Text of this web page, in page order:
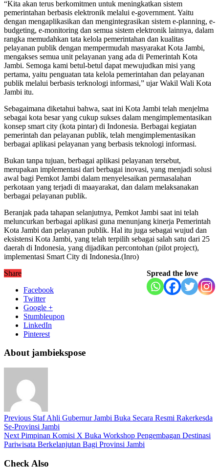
“Kita akan terus berkomitmen untuk meningkatkan sistem
pemerintahan berbasis elektronik melalui e-government. Yaitu
dengan mengaplikasikan dan mengintegrasikan sistem e-planning, e-
budgeting, e-monitoring dan semua sistem elektronik lainnya, dalam
rangka memudahkan tata kelola pemerintahan dan kualitas
pelayanan publik dengan mempermudah masyarakat Kota Jambi,
mengakses semua unit pelayanan yang ada di Pemerintah Kota
Jambi. Semoga kami betul-betul dapat mewujudkan misi yang
pertama, yaitu penguatan tata kelola pemerintahan dan pelayanan
publik melalui berbasis terknologi informasi,” ujar Wakil Wali Kota
Jambi itu.
Sebagaimana diketahui bahwa, saat ini Kota Jambi telah menjelma
sebagai kota besar yang cukup sukses dalam mengimplementasikan
konsep smart city (kota pintar) di Indonesia. Berbagai kegiatan
pemerintah dan pelayanan publik, telah mengimplementasikan
berbagai aplikasi pelayanan yang berbasis teknologi informasi.
Bukan tanpa tujuan, berbagai aplikasi pelayanan tersebut,
merupakan implementasi dari berbagai inovasi, yang menjadi solusi
awal bagi Pemkot Jambi dalam menyelesaikan permasalahan
perkotaan yang terjadi di maayarakat, dan dalam melaksanakan
berbagai pelayanan publik.
Beranjak pada tahapan selanjutnya, Pemkot Jambi saat ini telah
meluncurkan berbagai aplikasi guna menunjang kinerja Pemerintah
Kota Jambi dan pelayanan publik. Hal itu juga sebagai wujud dan
eksistensi Kota Jambi, yang telah terpilih sebagai salah satu dari 25
daerah di Indonesia, yang dijadikan percontohan (pilot project),
implementasi Smart City di Indonesia.(Inro)
Spread the love
Share
Facebook
Twitter
Google +
Stumbleupon
LinkedIn
Pinterest
About jambiekspose
Previous Staf Ahli Gubernur Jambi Buka Secara Resmi Rakerkesda
Se-Provinsi Jambi
Next Pimpinan Komisi X Buka Workshop Pengembagan Destinasi
Pariwisata Berkelanjutan Bagi Provinsi Jambi
Check Also